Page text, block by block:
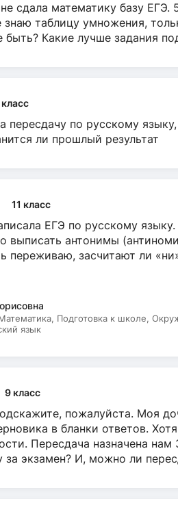
сдала математику базу
таблицу умножения,
быть? Какие лучше задания
класс
пересдачу по русскому
ли прошлый результат
11 класс
ЕГЭ по русскому
выписать антонимы
переживаю, засчитают ли
Подготовка к школе,
язык
9 класс
пожалуйста. Моя
в бланки ответов.
Пересдача назначена
за экзамен? И, можно ли